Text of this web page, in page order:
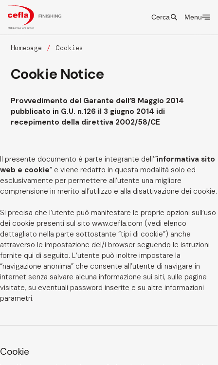
Cerca Menu
Homepage Cookies
Cookie Notice
Provvedimento del Garante dell’8 Maggio 2014
pubblicato in G.U. n.126 il 3 giugno 2014 idi
recepimento della direttiva 2002/58/CE
Il presente documento è parte integrante dell’“informativa sito
web e cookie” e viene redatto in questa modalità solo ed
esclusivamente per permettere all’utente una migliore
comprensione in merito all’utilizzo e alla disattivazione dei cookie.
Si precisa che l’utente può manifestare le proprie opzioni sull’uso
dei cookie presenti sul sito www.cefla.com (vedi elenco
dettagliato nella parte sottostante “tipi di cookie”) anche
attraverso le impostazione del/i browser seguendo le istruzioni
fornite qui di seguito. L’utente può inoltre impostare la
“navigazione anonima” che consente all’utente di navigare in
internet senza salvare alcuna informazione sui siti, sulle pagine
visitate, su eventuali password inserite e su altre informazioni
parametri.
Cookie